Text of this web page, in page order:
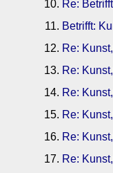
Re:
Betrifft:
Re:
Re:
Re:
Re:
Re:
Re: